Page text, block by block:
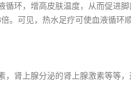
环，增高皮肤温度，从而促进
。可见，热水足疗可使血液循环顺
肾上腺分泌的肾上腺激素等等，